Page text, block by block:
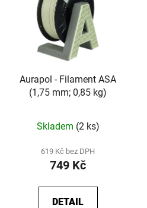
Aurapol - Filament ASA
(1,75 mm; 0,85 kg)
Skladem (2 ks)
619 Kč bez DPH
749 Kč
DETAIL